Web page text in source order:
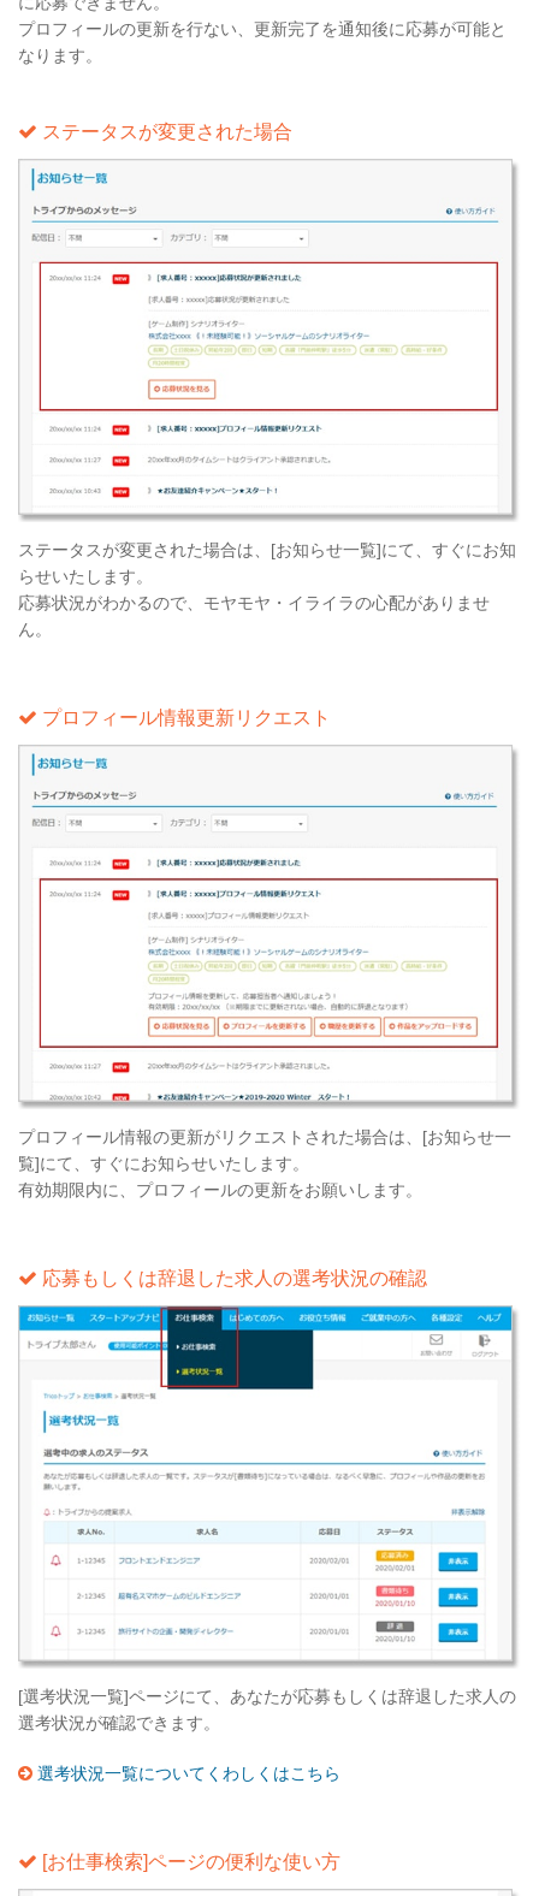
プロフィールの更新を行ない、更新完了を通知後に応募が可能と
なります。
ステータスが変更された場合
ステータスが変更された場合は、[お知らせ一覧]にて、すぐにお知
らせいたします。
応募状況がわかるので、モヤモヤ・イライラの心配がありませ
ん。
プロフィール情報更新リクエスト
プロフィール情報の更新がリクエストされた場合は、[お知らせ一
覧]にて、すぐにお知らせいたします。
有効期限内に、プロフィールの更新をお願いします。
応募もしくは辞退した求人の選考状況の確認
[選考状況一覧]ページにて、あなたが応募もしくは辞退した求人の
選考状況が確認できます。
選考状況一覧についてくわしくはこちら
[お仕事検索]ページの便利な使い方